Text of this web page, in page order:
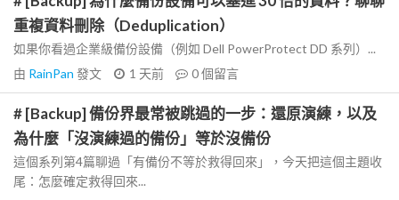
重複資料刪除（Deduplication）
如果你看過企業級備份設備（例如 Dell PowerProtect DD 系列）...
由 RainPan 發文 1 天前 0個留言
# [Backup] 備份界最常被跳過的一步：還原演練，以及
為什麼「沒演練過的備份」等於沒備份
這個系列第4篇聊過「有備份不等於救得回來」，今天把這個主題收
尾：怎麼確定救得回來...